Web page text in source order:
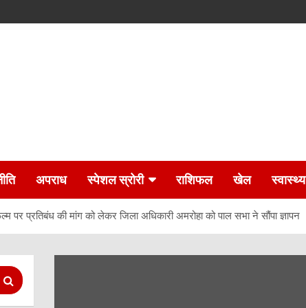
अपराध स्पेशल स्रोरी राशिफल खेल स्वास्थ्य
पर प्रतिबंध की मांग को लेकर जिला अधिकारी अमरोहा को पाल सभा ने सौंपा ज्ञापन